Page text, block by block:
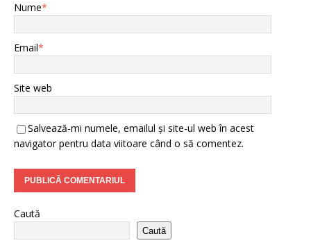
Nume*
Email*
Site web
Salvează-mi numele, emailul și site-ul web în acest
navigator pentru data viitoare când o să comentez.
Caută
Caută